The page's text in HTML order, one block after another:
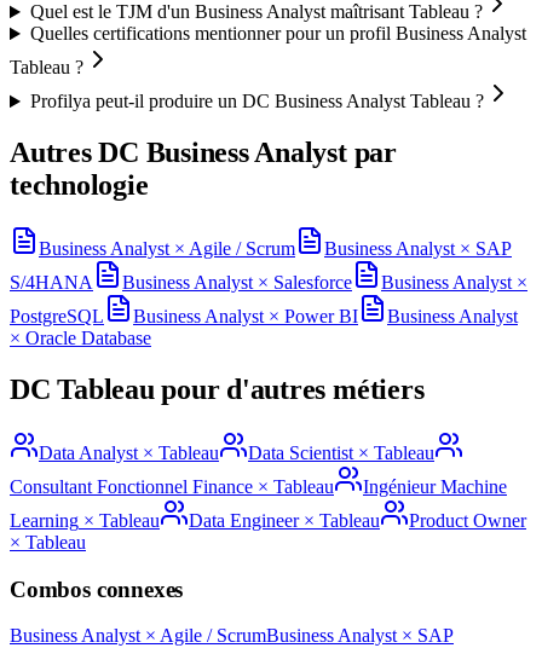
Quel est le TJM d'un Business Analyst maîtrisant Tableau ?
Quelles certifications mentionner pour un profil Business Analyst
Tableau ?
Profilya peut-il produire un DC Business Analyst Tableau ?
Autres DC Business Analystpar
technologie
Business Analyst × Agile / Scrum Business Analyst × SAP
S/4HANA
Business Analyst × Salesforce Business Analyst ×
PostgreSQL
Business Analyst × Power BI
Business Analyst
× Oracle Database
DCTableau pour d'autres métiers
Data Analyst × Tableau Data Scientist × Tableau
Consultant Fonctionnel Finance × Tableau
Ingénieur Machine
Learning × Tableau Data Engineer× Tableau
Product Owner
× Tableau
Combos connexes
Business Analyst × Agile / ScrumBusiness Analyst × SAP